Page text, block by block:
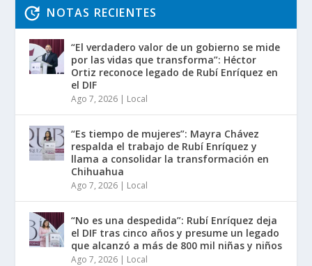
NOTAS RECIENTES
“El verdadero valor de un gobierno se mide
por las vidas que transforma”: Héctor
Ortiz reconoce legado de Rubí Enríquez en
el DIF
Ago 7, 2026 | Local
“Es tiempo de mujeres”: Mayra Chávez
respalda el trabajo de Rubí Enríquez y
llama a consolidar la transformación en
Chihuahua
Ago 7, 2026 | Local
“No es una despedida”: Rubí Enríquez deja
el DIF tras cinco años y presume un legado
que alcanzó a más de 800 mil niñas y niños
Ago 7, 2026 | Local